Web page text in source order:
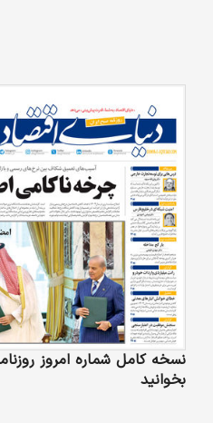
نسخه کامل شماره امروز
بخوانید